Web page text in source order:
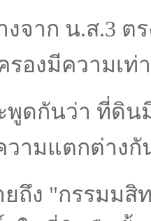
งจาก น.ส.3
องมีความเท่
พูดกันว่า ที่ดิน
วามแตกต่างกั
ถึง "กรรมมสิ